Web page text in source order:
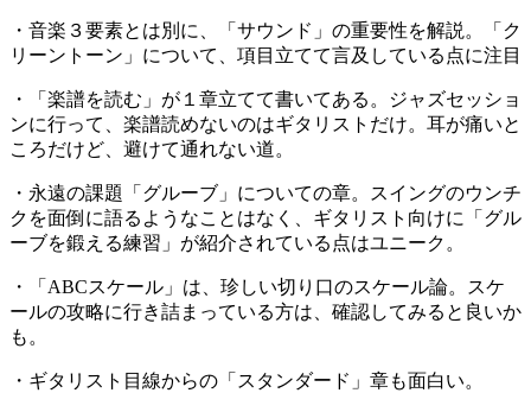
・音楽３要素とは別に、「サウンド」の重要性を解説。「ク
リーントーン」について、項目立てて言及している点に注目
・「楽譜を読む」が１章立てて書いてある。ジャズセッショ
ンに行って、楽譜読めないのはギタリストだけ。耳が痛いと
ころだけど、避けて通れない道。
・永遠の課題「グルーブ」についての章。スイングのウンチ
クを面倒に語るようなことはなく、ギタリスト向けに「グル
ーブを鍛える練習」が紹介されている点はユニーク。
・「ABCスケール」は、珍しい切り口のスケール論。スケ
ールの攻略に行き詰まっている方は、確認してみると良いか
も。
・ギタリスト目線からの「スタンダード」章も面白い。